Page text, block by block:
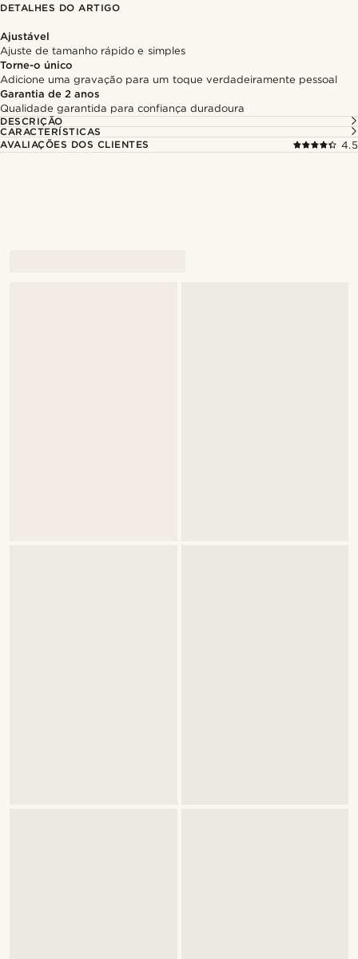
DETALHES DO ARTIGO
Ajustável
Ajuste de tamanho rápido e simples
Torne-o único
Adicione uma gravação para um toque verdadeiramente pessoal
Garantia de 2 anos
Qualidade garantida para confiança duradoura
DESCRIÇÃO
CARACTERÍSTICAS
AVALIAÇÕES DOS CLIENTES
4.5